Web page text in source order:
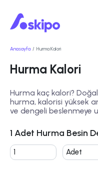
Anasayfa Hurma Kalori
Hurma Kalori
Hurma kaç kalori? Doğal
hurma, kalorisi yüksek
ve dengeli beslenmeye
1 Adet Hurma Besin